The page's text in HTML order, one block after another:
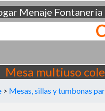
Menaje Fontanería
Mesa multiuso
> Mesas, sillas y tumbonas